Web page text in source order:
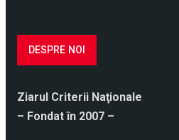
DESPRE NOI
Ziarul Criterii Naţionale
– Fondat în 2007 –